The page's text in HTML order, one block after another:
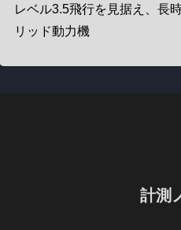
レベル3.5飛行を見据え、長
リッド動力機
計測